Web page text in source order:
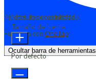
Ajustes de accesibilidad
Funciona con OneTap
Ocultar barra de herramientas
Módulos de contenido
Tamaño de fuente
Por defecto